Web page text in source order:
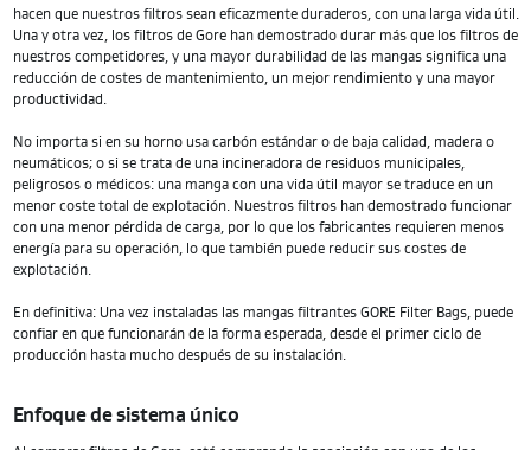
hacen que nuestros filtros sean eficazmente duraderos, con una larga vida útil.
Una y otra vez, los filtros de Gore han demostrado durar más que los filtros de
nuestros competidores, y una mayor durabilidad de las mangas significa una
reducción de costes de mantenimiento, un mejor rendimiento y una mayor
productividad.
No importa si en su horno usa carbón estándar o de baja calidad, madera o
neumáticos; o si se trata de una incineradora de residuos municipales,
peligrosos o médicos: una manga con una vida útil mayor se traduce en un
menor coste total de explotación. Nuestros filtros han demostrado funcionar
con una menor pérdida de carga, por lo que los fabricantes requieren menos
energía para su operación, lo que también puede reducir sus costes de
explotación.
En definitiva: Una vez instaladas las mangas filtrantes GORE Filter Bags, puede
confiar en que funcionarán de la forma esperada, desde el primer ciclo de
producción hasta mucho después de su instalación.
Enfoque de sistema único